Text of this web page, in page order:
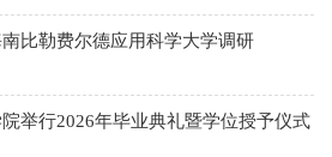
比勒费尔德应用科学大学调研
举行2026年毕业典礼暨学位授予仪式